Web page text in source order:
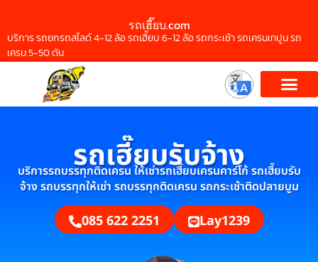
รถเฮี๊ยบ.com
บริการ รถยกรถสไลด์ 4-12 ล้อ รถเฮี๊ยบ 6-12 ล้อ รถกระเช้า รถเครนเทปูน รถ
เครน 5-50 ตัน
รถเฮี๊ยบรับจ้าง
บริการรถบรรทุกติดเครน ให้เช่ารถเฮี๊ยบเครนคาร์โก้ รถเฮี๊ยบรับ
จ้าง รถบรรทุกให้เช่า รถบรรทุกติดเครน รถกระเช้าติดปลายบูม
085 622 2251 Lay1239